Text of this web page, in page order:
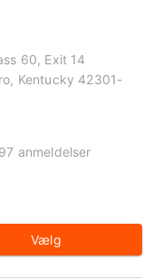
60, Exit 14
Kentucky 42301-
anmeldelser
Vælg